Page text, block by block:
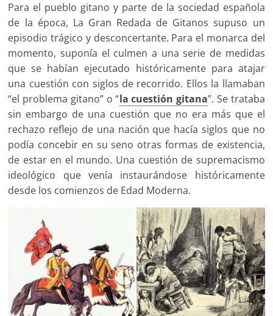
Para el pueblo gitano y parte de la sociedad española
de la época, La Gran Redada de Gitanos supuso un
episodio trágico y desconcertante. Para el monarca del
momento, suponía el culmen a una serie de medidas
que se habían ejecutado históricamente para atajar
una cuestión con siglos de recorrido. Ellos la llamaban
“el problema gitano” o “la cuestión gitana”. Se trataba
sin embargo de una cuestión que no era más que el
rechazo reflejo de una nación que hacía siglos que no
podía concebir en su seno otras formas de existencia,
de estar en el mundo. Una cuestión de supremacismo
ideológico que venía instaurándose históricamente
desde los comienzos de Edad Moderna.